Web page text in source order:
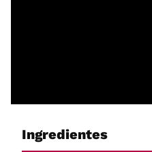
Ingredientes